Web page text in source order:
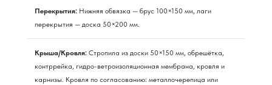
Перекрытия: Нижняя обвязка — брус 100×150 мм, лаги
перекрытия — доска 50×200 мм.
Крыша/Кровля: Стропила из доски 50×150 мм, обрешётка,
контррейка, гидро-ветроизоляционная мембрана, кровля и
карнизы. Кровля по согласованию: металлочерепица или